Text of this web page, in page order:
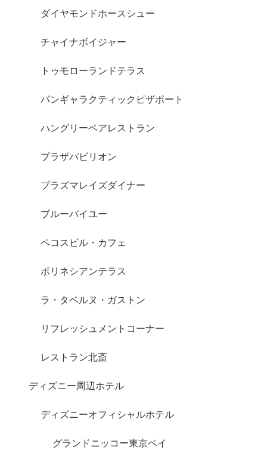
ダイヤモンドホースシュー
チャイナボイジャー
トゥモローランドテラス
パンギャラクティックピザポート
ハングリーベアレストラン
プラザパビリオン
プラズマレイズダイナー
ブルーバイユー
ペコスビル・カフェ
ポリネシアンテラス
ラ・タベルヌ・ガストン
リフレッシュメントコーナー
レストラン北斎
ディズニー周辺ホテル
ディズニーオフィシャルホテル
グランドニッコー東京ベイ